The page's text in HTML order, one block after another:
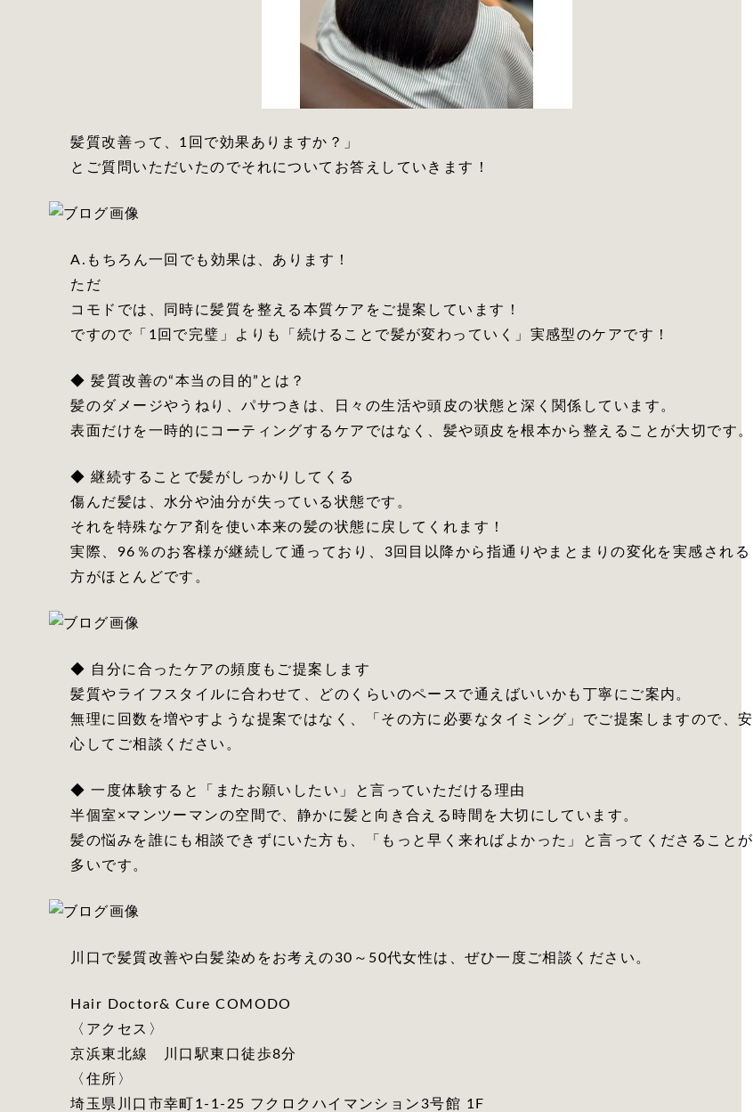
髪質改善って、1回で効果ありますか？」
とご質問いただいたのでそれについてお答えしていきます！
A.もちろん一回でも効果は、あります！
ただ
コモドでは、同時に髪質を整える本質ケアをご提案しています！
ですので「1回で完璧」よりも「続けることで髪が変わっていく」実感型のケアです！
◆ 髪質改善の“本当の目的”とは？
髪のダメージやうねり、パサつきは、日々の生活や頭皮の状態と深く関係しています。
表面だけを一時的にコーティングするケアではなく、髪や頭皮を根本から整えることが大切です。
◆ 継続することで髪がしっかりしてくる
傷んだ髪は、水分や油分が失っている状態です。
それを特殊なケア剤を使い本来の髪の状態に戻してくれます！
実際、96％のお客様が継続して通っており、3回目以降から指通りやまとまりの変化を実感される
方がほとんどです。
◆ 自分に合ったケアの頻度もご提案します
髪質やライフスタイルに合わせて、どのくらいのペースで通えばいいかも丁寧にご案内。
無理に回数を増やすような提案ではなく、「その方に必要なタイミング」でご提案しますので、安
心してご相談ください。
◆ 一度体験すると「またお願いしたい」と言っていただける理由
半個室×マンツーマンの空間で、静かに髪と向き合える時間を大切にしています。
髪の悩みを誰にも相談できずにいた方も、「もっと早く来ればよかった」と言ってくださることが
多いです。
川口で髪質改善や白髪染めをお考えの30～50代女性は、ぜひ一度ご相談ください。
Hair Doctor& Cure COMODO
〈アクセス〉
京浜東北線 川口駅東口徒歩8分
〈住所〉
埼玉県川口市幸町1-1-25 フクロクハイマンション3号館 1F